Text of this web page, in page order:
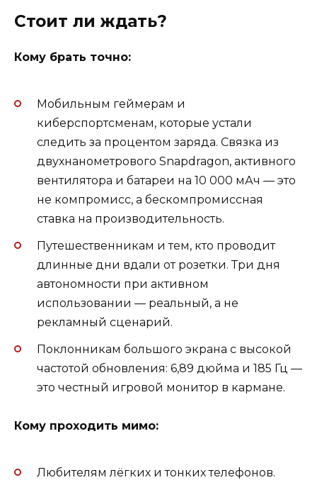
Стоит ли ждать?
Кому брать точно:
Мобильным геймерам и
киберспортсменам, которые устали
следить за процентом заряда. Связка из
двухнанометрового Snapdragon, активного
вентилятора и батареи на 10 000 мАч — это
не компромисс, а бескомпромиссная
ставка на производительность.
Путешественникам и тем, кто проводит
длинные дни вдали от розетки. Три дня
автономности при активном
использовании — реальный, а не
рекламный сценарий.
Поклонникам большого экрана с высокой
частотой обновления: 6,89 дюйма и 185 Гц —
это честный игровой монитор в кармане.
Кому проходить мимо:
Любителям лёгких и тонких телефонов.